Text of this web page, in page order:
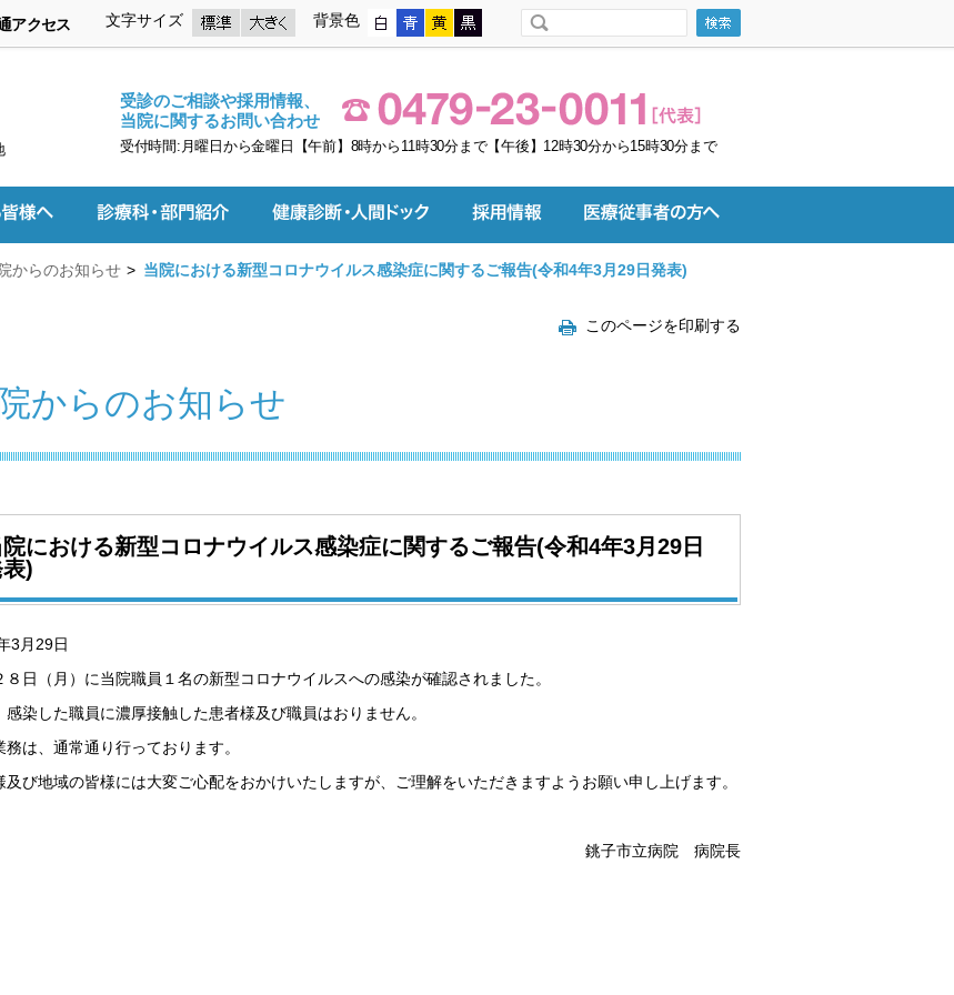
アクセス 文字サイズ 背景色
受診のご相談や採用情報、
当院に関するお問い合わせ
受付時間:月曜日から金曜日【午前】8時から11時30分まで【午後】12時30分から15時30分まで
からのお知らせ 当院における新型コロナウイルス感染症に関するご報告(令和4年3月29日発表)
このページを印刷する
からのお知らせ
院における新型コロナウイルス感染症に関するご報告(令和4年3月29日
)
3月29日
８日（月）に当院職員１名の新型コロナウイルスへの感染が確認されました。
感染した職員に濃厚接触した患者様及び職員はおりません。
務は、通常通り行っております。
及び地域の皆様には大変ご心配をおかけいたしますが、ご理解をいただきますようお願い申し上げます。
銚子市立病院 病院長